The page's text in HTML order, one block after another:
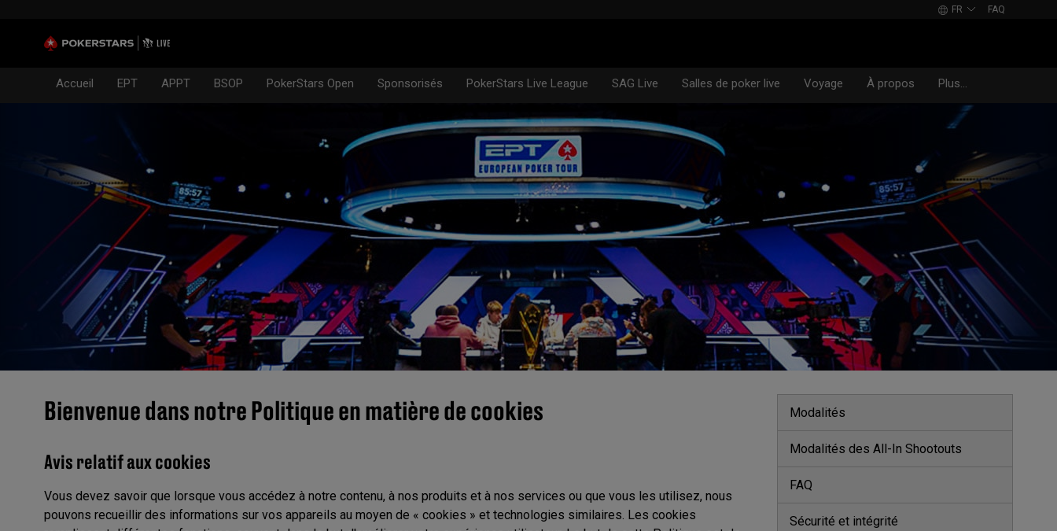
FR FAQ
Accueil EPT APPT BSOP PokerStars Open Sponsorisés PokerStars Live League SAG Live Salles de poker live Voyage À propos Plus...
Bienvenue dans notre Politique en matière de cookies
Avis relatif aux cookies
Vous devez savoir que lorsque vous accédez à notre contenu, à nos produits et à nos services ou que vous les utilisez, nous
pouvons recueillir des informations sur vos appareils au moyen de « cookies » et technologies similaires. Les cookies
Modalités
Modalités des All-In Shootouts
FAQ
Sécurité et intégrité